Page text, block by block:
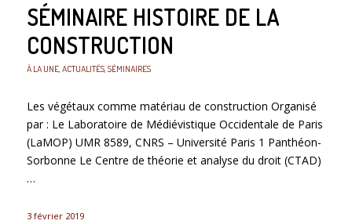
SÉMINAIRE HISTOIRE DE LA
CONSTRUCTION
À LA UNE, ACTUALITÉS, SÉMINAIRES
Les végétaux comme matériau de construction Organisé
par : Le Laboratoire de Médiévistique Occidentale de Paris
(LaMOP) UMR 8589, CNRS – Université Paris 1 Panthéon-
Sorbonne Le Centre de théorie et analyse du droit (CTAD)
…
3 février 2019